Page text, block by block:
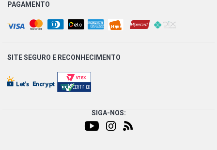
SAVEIRO G4 CROSSOVER PICKUP 1.8 8V AP FLEX (2005 -
2007)
SAVEIRO G3 CROSSOVER PICKUP 1.8 8V AP (2005 -
SAVEIRO G4 STD PICKUP 1.6 8V AP FLEX (2006 - 2009)
SAVEIRO G4 SURF PICKUP 1.6 8V AP FLEX (2006 - 2009)
PAGAMENTO
SITE SEGURO E RECONHECIMENTO
SIGA-NOS: